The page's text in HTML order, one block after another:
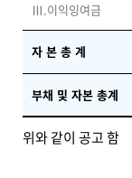
Ⅲ.이익잉여금
자 본 총 계
부채 및 자본 총계
위와 같이 공고 함